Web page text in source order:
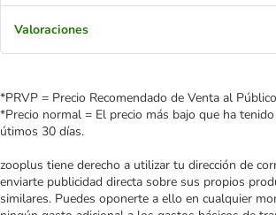
Valoraciones
*PRVP = Precio Recomendado de Venta al
*Precio normal = El precio más bajo que ha
útimos 30 días.
zooplus tiene derecho a utilizar tu dirección de
enviarte publicidad directa sobre sus propios
similares. Puedes oponerte a ello en cualquier